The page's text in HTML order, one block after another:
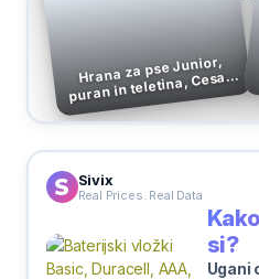
Hrana za pse Junior,
puran in teletina, Cesar,
150 g
Sivix
Real Prices. Real Data
si?
Ugani